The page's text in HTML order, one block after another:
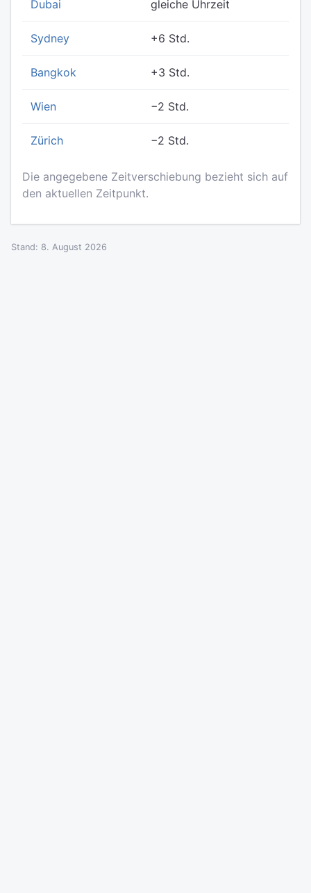
Dubai gleiche Uhrzeit
Sydney +6 Std.
Bangkok +3 Std.
Wien −2 Std.
Zürich −2 Std.
Die angegebene Zeitverschiebung bezieht sich auf
den aktuellen Zeitpunkt.
Stand: 8. August 2026